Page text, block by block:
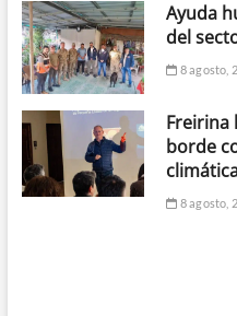
Ayuda
del
8 agosto,
Freirina
borde
8 agosto,